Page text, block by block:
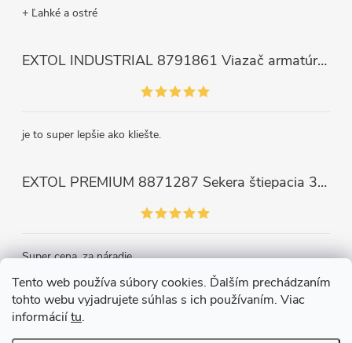
Tento web používa súbory cookies. Ďalším prechádzaním
tohto webu vyjadrujete súhlas s ich používaním. Viac
informáciítu.
+ Ľahké a ostré
EXTOL INDUSTRIAL 8791861 Viazač armatúr aku Share20V, bez aku, drôt 0,8mm, oko 8-34mm, bezuhlíkový motor
je to super lepšie ako kliešte.
EXTOL PREMIUM 8871287 Sekera štiepacia 3500g, nylónová násada 910mm
Super cena, za náradie.